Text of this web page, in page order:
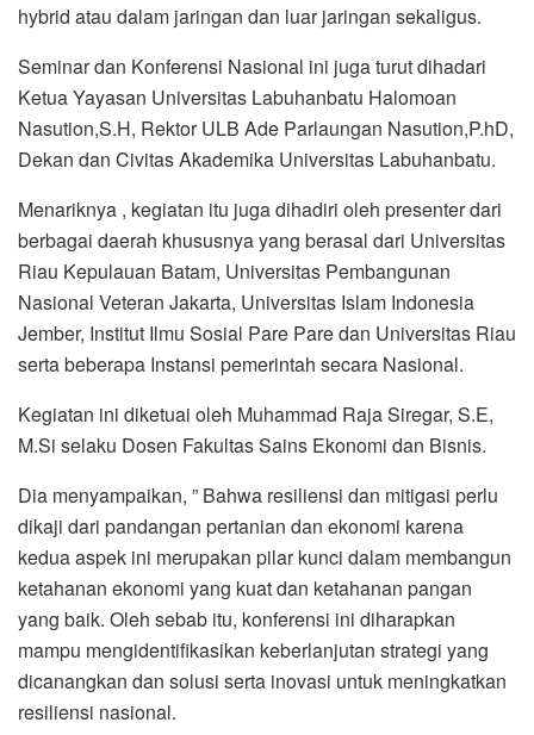
hybrid atau dalam jaringan dan luar jaringan sekaligus.
Seminar dan Konferensi Nasional ini juga turut dihadari
Ketua Yayasan Universitas Labuhanbatu Halomoan
Nasution,S.H, Rektor ULB Ade Parlaungan Nasution,P.hD,
Dekan dan Civitas Akademika Universitas Labuhanbatu.
Menariknya , kegiatan itu juga dihadiri oleh presenter dari
berbagai daerah khususnya yang berasal dari Universitas
Riau Kepulauan Batam, Universitas Pembangunan
Nasional Veteran Jakarta, Universitas Islam Indonesia
Jember, Institut Ilmu Sosial Pare Pare dan Universitas Riau
serta beberapa Instansi pemerintah secara Nasional.
Kegiatan ini diketuai oleh Muhammad Raja Siregar, S.E,
M.Si selaku Dosen Fakultas Sains Ekonomi dan Bisnis.
Dia menyampaikan, ” Bahwa resiliensi dan mitigasi perlu
dikaji dari pandangan pertanian dan ekonomi karena
kedua aspek ini merupakan pilar kunci dalam membangun
ketahanan ekonomi yang kuat dan ketahanan pangan
yang baik. Oleh sebab itu, konferensi ini diharapkan
mampu mengidentifikasikan keberlanjutan strategi yang
dicanangkan dan solusi serta inovasi untuk meningkatkan
resiliensi nasional.